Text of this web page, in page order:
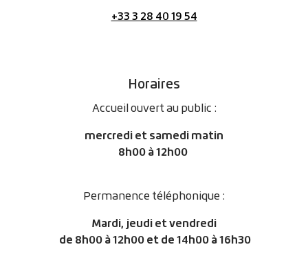
+33 3 28 40 19 54
Horaires
Accueil ouvert au public :
mercredi et samedi matin
8h00 à 12h00
Permanence téléphonique :
Mardi, jeudi et vendredi
de8h00 à 12h00 et de 14h00 à 16h30